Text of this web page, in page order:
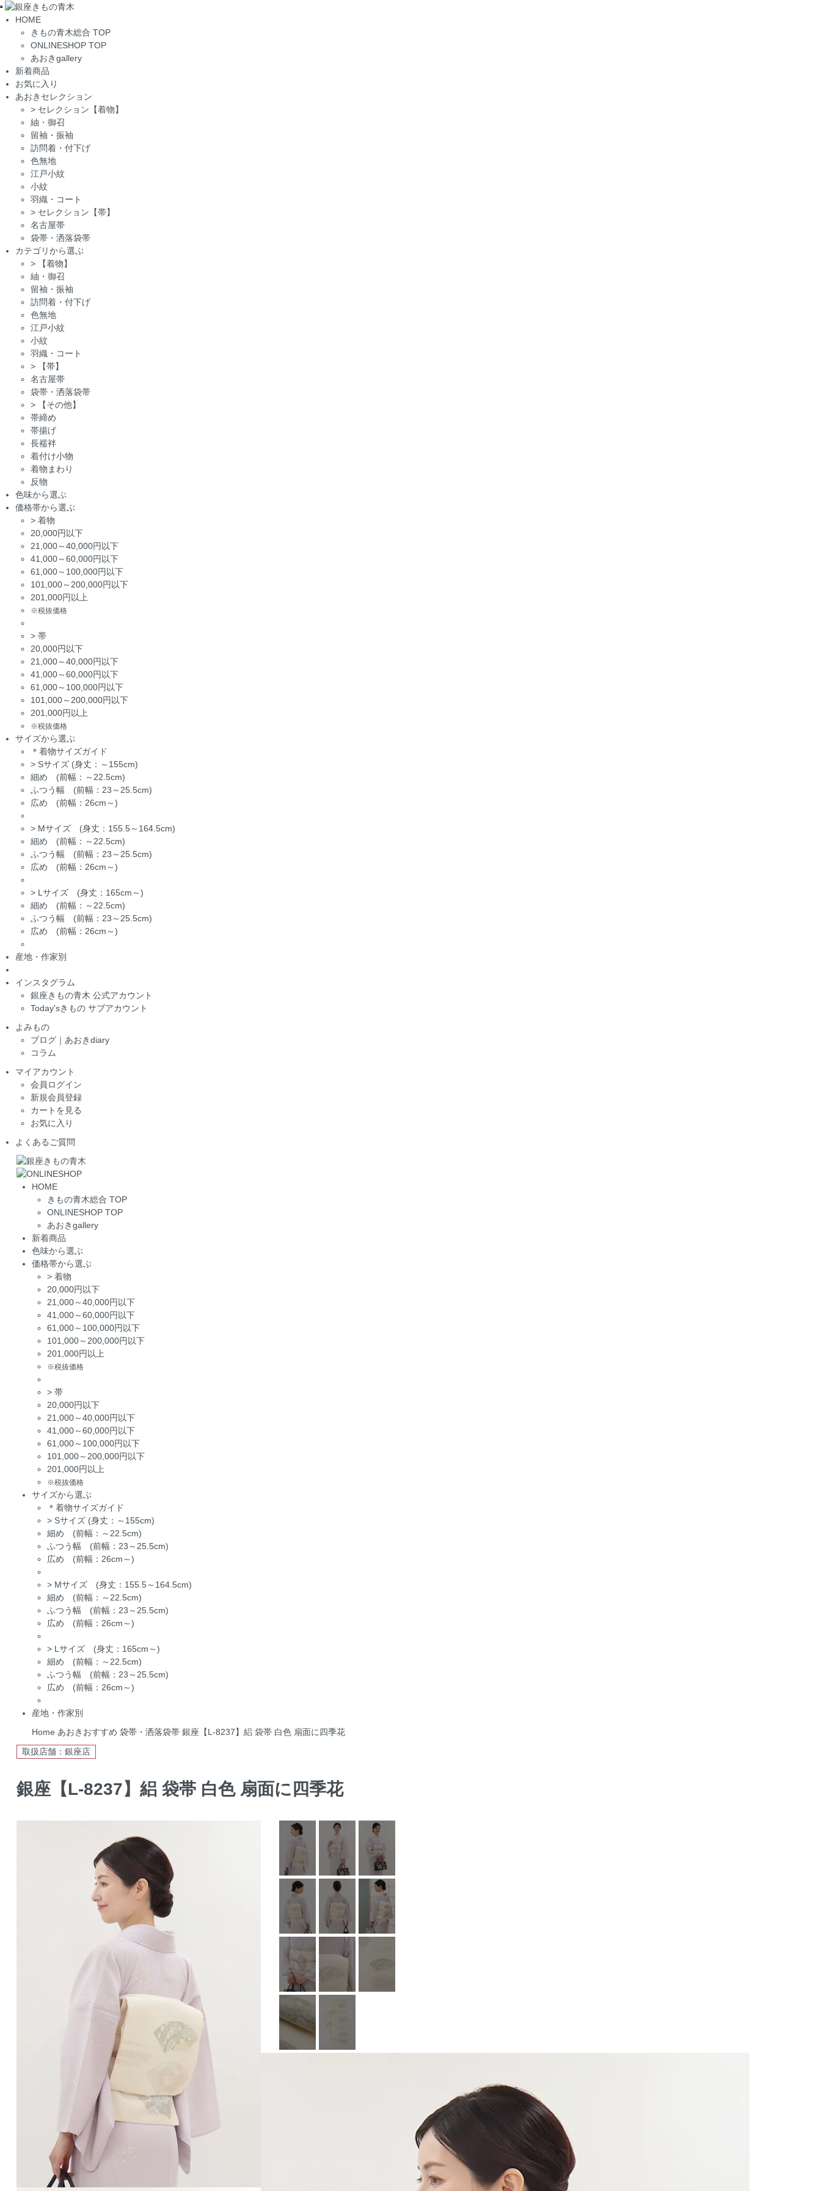
Toggle
navigation
HOME
きもの青木総合 TOP
ONLINESHOP TOP
あおきgallery
新着商品
お気に入り
あおきセレクション
> セレクション【着物】
紬・御召
留袖・振袖
訪問着・付下げ
色無地
江戸小紋
小紋
羽織・コート
> セレクション【帯】
名古屋帯
袋帯・洒落袋帯
カテゴリから選ぶ
>
【着物】
紬・御召
留袖・振袖
訪問着・付下げ
色無地
江戸小紋
小紋
羽織・コート
>
【帯】
名古屋帯
袋帯・洒落袋帯
>
【その他】
帯締め
帯揚げ
長襦袢
着付け小物
着物まわり
反物
色味から選ぶ
価格帯から選ぶ
> 着物
20,000円以下
21,000～40,000円以下
41,000～60,000円以下
61,000～100,000円以下
101,000～200,000円以下
201,000円以上
※税抜価格
> 帯
20,000円以下
21,000～40,000円以下
41,000～60,000円以下
61,000～100,000円以下
101,000～200,000円以下
201,000円以上
※税抜価格
サイズから選ぶ
＊着物サイズガイド
> Sサイズ (身丈：～155cm)
細め (前幅：～22.5cm)
ふつう幅 (前幅：23～25.5cm)
広め (前幅：26cm～)
> Mサイズ (身丈：155.5～164.5cm)
細め (前幅：～22.5cm)
ふつう幅 (前幅：23～25.5cm)
広め (前幅：26cm～)
> Lサイズ (身丈：165cm～)
細め (前幅：～22.5cm)
ふつう幅 (前幅：23～25.5cm)
広め (前幅：26cm～)
産地・作家別
インスタグラム
銀座きもの青木 公式アカウント
Today'sきもの サブアカウント
よみもの
ブログ｜あおきdiary
コラム
マイアカウント
会員ログイン
新規会員登録
カートを見る
お気に入り
よくあるご質問
HOME
きもの青木総合 TOP
ONLINESHOP TOP
あおきgallery
新着商品
色味から選ぶ
価格帯から選ぶ
> 着物
20,000円以下
21,000～40,000円以下
41,000～60,000円以下
61,000～100,000円以下
101,000～200,000円以下
201,000円以上
※税抜価格
> 帯
20,000円以下
21,000～40,000円以下
41,000～60,000円以下
61,000～100,000円以下
101,000～200,000円以下
201,000円以上
※税抜価格
サイズから選ぶ
＊着物サイズガイド
> Sサイズ (身丈：～155cm)
細め (前幅：～22.5cm)
ふつう幅 (前幅：23～25.5cm)
広め (前幅：26cm～)
> Mサイズ (身丈：155.5～164.5cm)
細め (前幅：～22.5cm)
ふつう幅 (前幅：23～25.5cm)
広め (前幅：26cm～)
> Lサイズ (身丈：165cm～)
細め (前幅：～22.5cm)
ふつう幅 (前幅：23～25.5cm)
広め (前幅：26cm～)
産地・作家別
Home あおきおすすめ 袋帯・洒落袋帯 銀座【L-8237】絽 袋帯 白色 扇面に四季花
取扱店舗：銀座店
銀座【L-8237】絽 袋帯 白色 扇面に四季花